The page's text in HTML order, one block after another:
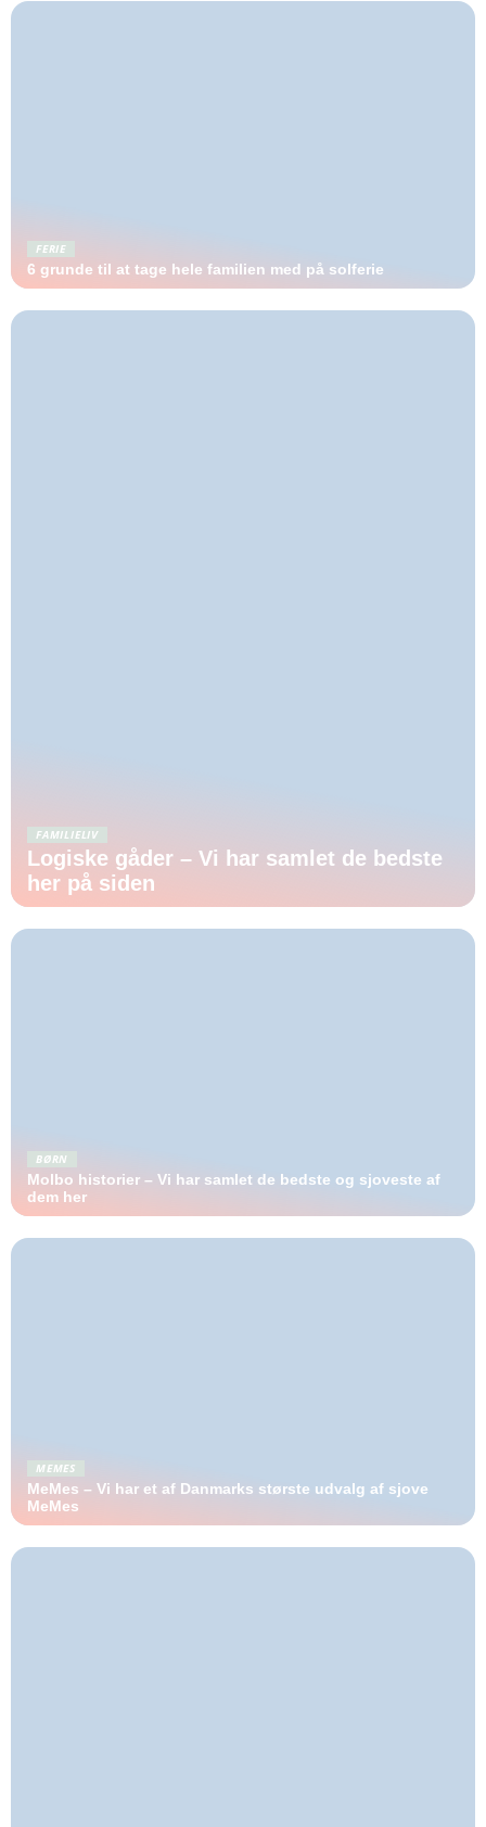
FERIE
6 grunde til at tage hele familien med på solferie
FAMILIELIV
Logiske gåder – Vi har samlet de bedste
her på siden
BØRN
Molbo historier – Vi har samlet de bedste og sjoveste af
dem her
MEMES
MeMes – Vi har et af Danmarks største udvalg af sjove
MeMes